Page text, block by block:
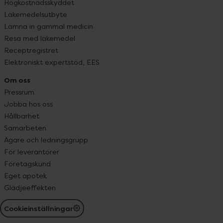
Högkostnadsskyddet
Läkemedelsutbyte
Lämna in gammal medicin
Resa med läkemedel
Receptregistret
Elektroniskt expertstöd, EES
Om oss
Pressrum
Jobba hos oss
Hållbarhet
Samarbeten
Ägare och ledningsgrupp
För leverantörer
Företagskund
Eget apotek
Glädjeeffekten
Cookieinställningar